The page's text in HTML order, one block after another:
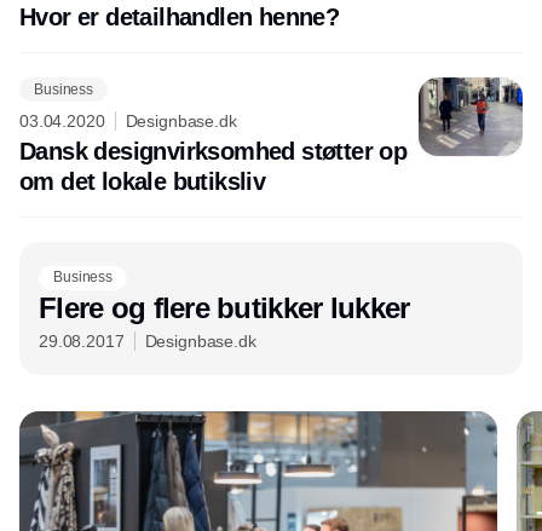
Hvor er detailhandlen henne?
Business
03.04.2020 Designbase.dk
Dansk designvirksomhed støtter op
om det lokale butiksliv
Business
Flere og flere butikker lukker
29.08.2017 Designbase.dk